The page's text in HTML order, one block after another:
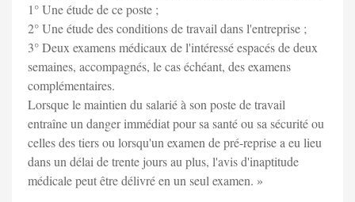
1° Une étude de ce poste ;
2° Une étude des conditions de travail dans l'entreprise ;
3° Deux examens médicaux de l'intéressé espacés de deux
semaines, accompagnés, le cas échéant, des examens
complémentaires.
Lorsque le maintien du salarié à son poste de travail
entraîne un danger immédiat pour sa santé ou sa sécurité ou
celles des tiers ou lorsqu'un examen de pré-reprise a eu lieu
dans un délai de trente jours au plus, l'avis d'inaptitude
médicale peut être délivré en un seul examen. »